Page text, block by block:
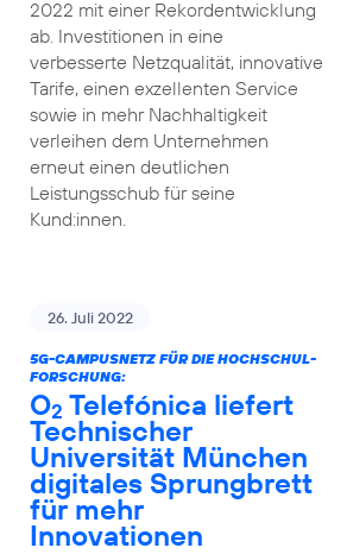
2022 mit einer Rekordentwicklung
ab. Investitionen in eine
verbesserte Netzqualität, innovative
Tarife, einen exzellenten Service
sowie in mehr Nachhaltigkeit
verleihen dem Unternehmen
erneut einen deutlichen
Leistungsschub für seine
Kund:innen.
26. Juli 2022
5G-CAMPUSNETZ FÜR DIE HOCHSCHUL-
FORSCHUNG:
O2 Telefónica liefert
Technischer
Universität München
digitales Sprungbrett
für mehr
Innovationen